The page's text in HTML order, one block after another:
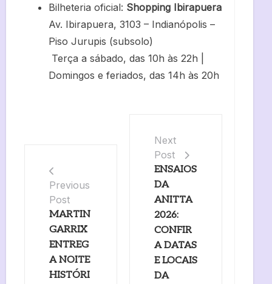
Bilheteria oficial: Shopping Ibirapuera
Av. Ibirapuera, 3103 – Indianópolis –
Piso Jurupis (subsolo)
Terça a sábado, das 10h às 22h |
Domingos e feriados, das 14h às 20h
Previous
Post
MARTIN
GARRIX
ENTREG
A NOITE
HISTÓRI
Next
Post
ENSAIOS
DA
ANITTA
2026:
CONFIR
A DATAS
E LOCAIS
DA